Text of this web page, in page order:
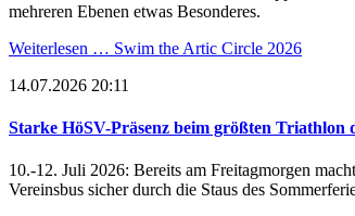
mehreren Ebenen etwas Besonderes.
Weiterlesen … Swim the Artic Circle 2026
14.07.2026 20:11
Starke HöSV-Präsenz beim größten Triathlon
10.-12. Juli 2026: Bereits am Freitagmorgen
Vereinsbus sicher durch die Staus des